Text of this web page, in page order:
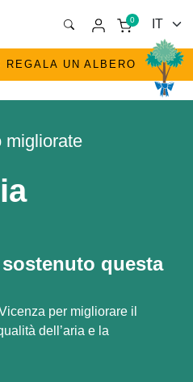
0
REGALA UN ALBERO
migliorate
questa
per migliorare il
dell’aria e la